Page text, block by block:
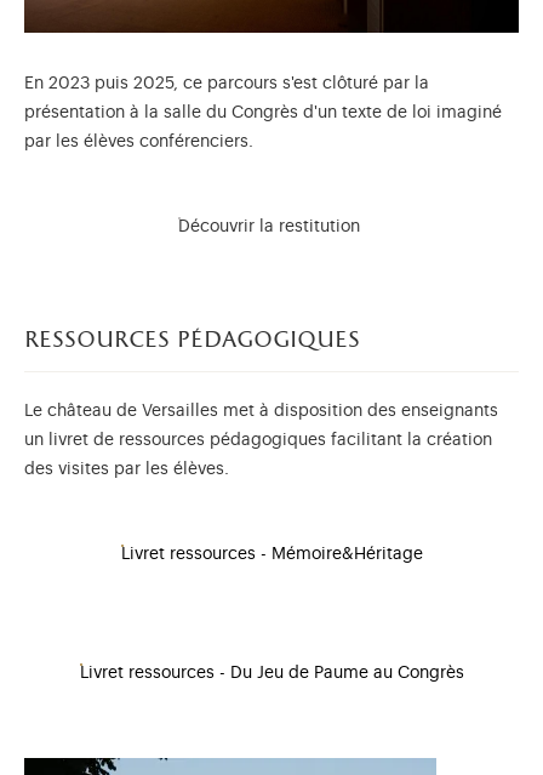
En 2023 puis 2025, ce parcours s'est clôturé par la
présentation à la salle du Congrès d'un texte de loi imaginé
par les élèves conférenciers.
Découvrir la restitution
ressources pédagogiques
Le château de Versailles met à disposition des enseignants
un livret de ressources pédagogiques facilitant la création
des visites par les élèves.
Livret ressources - Mémoire&Héritage
Livret ressources - Du Jeu de Paume au Congrès